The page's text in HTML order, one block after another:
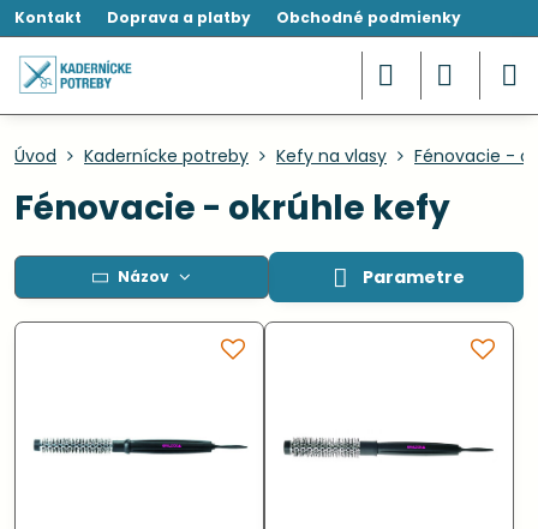
Kontakt Doprava a platby Obchodné podmienky
Úvod Kadernícke potreby Kefy na vlasy Fénovacie -
Fénovacie - okrúhle kefy
Názov Parametre